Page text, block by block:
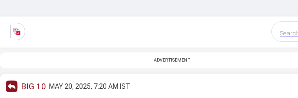
ADVERTISEMENT
BIG 10 MAY 20, 2025, 7:20 AM IST